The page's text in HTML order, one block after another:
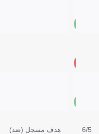
6/5
هدف مسجل (ضد)